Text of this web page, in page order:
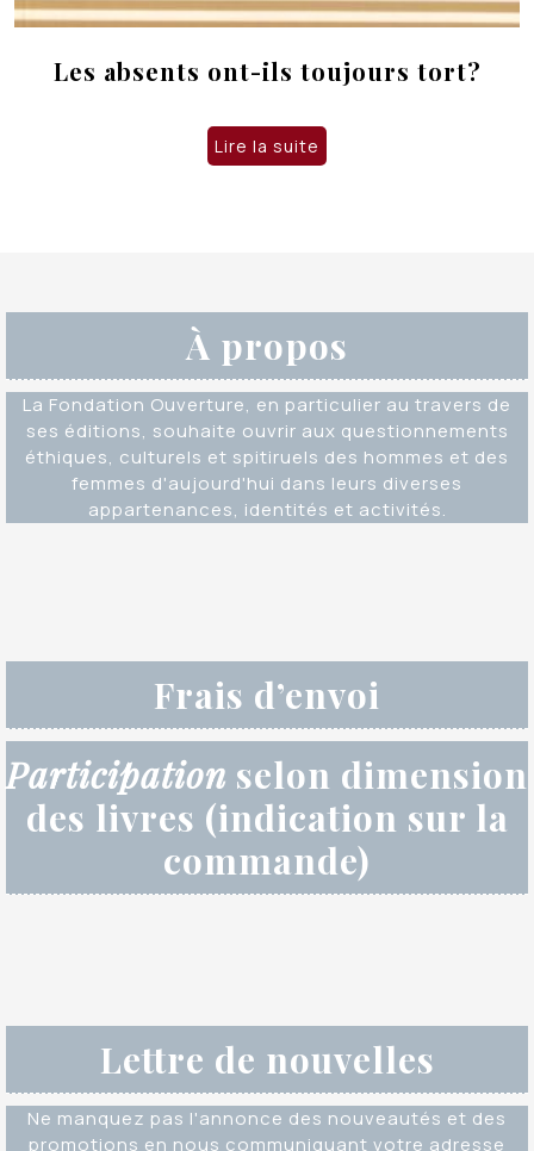
Les absents ont-ils toujours tort?
Lire la suite
À propos
La Fondation Ouverture, en particulier au travers de
ses éditions, souhaite ouvrir aux questionnements
éthiques, culturels et spitiruels des hommes et des
femmes d'aujourd'hui dans leurs diverses
appartenances, identités et activités.
Frais d’envoi
Participation selon dimension
des livres (indication sur la
commande)
Lettre de nouvelles
Ne manquez pas l'annonce des nouveautés et des
promotions en nous communiquant votre adresse